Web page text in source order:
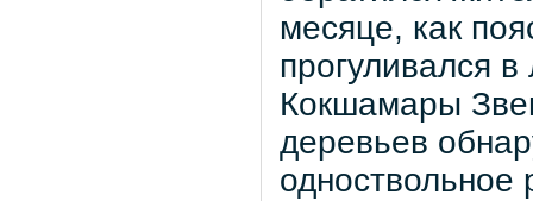
месяце, как
прогуливался
Кокшамары
деревьев
одноствольное